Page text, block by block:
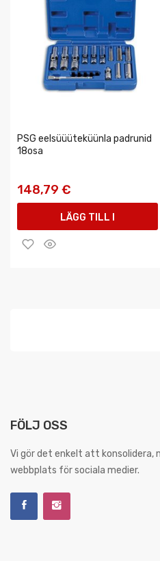
PSG eelsüüüteküünla padrunid
18osa
148,79 €
LÄGG TILL I
VARUKORGEN
FÖLJ OSS
Vi gör det enkelt att konsolidera,
webbplats för sociala medier.